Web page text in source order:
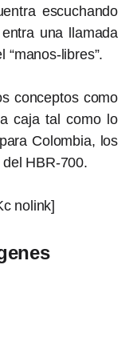
escuchando
una llamada
“manos-libres”.
conceptos como
caja tal como lo
Colombia, los
HBR-700.
nolink]